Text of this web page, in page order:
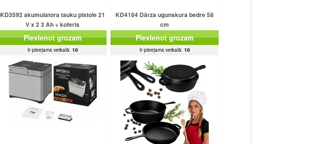
KD3592 akumulatora tauku pistole 21
V x 2 3 Ah + koferis
Pievienot grozam
Ir pieejams veikalā: 10
KD4184 Dārza ugunskura bedre 58
cm
Pievienot grozam
Ir pieejams veikalā: 10